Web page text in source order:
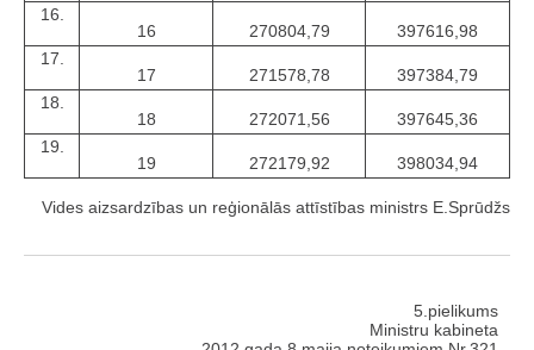
16.
16
270804,79
397616,98
17.
17
271578,78
397384,79
18.
18
272071,56
397645,36
19.
19
272179,92 398034,94
Vides aizsardzības un reģionālās attīstības ministrs E.Sprūdžs
5.pielikums
Ministru kabineta